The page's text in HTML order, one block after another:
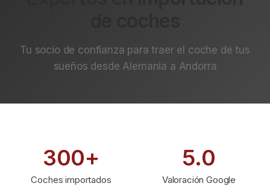
Tu socio de confianza para traer el coche de tus
sueños desde Alemania a Andorra
300+
Coches importados
5.0
Valoración Google